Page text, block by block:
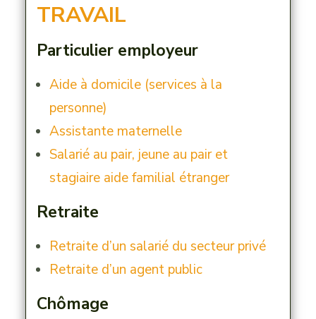
TRAVAIL
Particulier employeur
Aide à domicile (services à la
personne)
Assistante maternelle
Salarié au pair, jeune au pair et
stagiaire aide familial étranger
Retraite
Retraite d’un salarié du secteur privé
Retraite d’un agent public
Chômage